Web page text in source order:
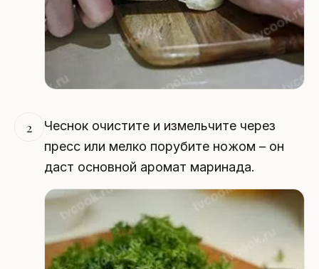
2
Чеснок очистите и измельчите через
пресс или мелко порубите ножом – он
даст основной аромат маринада.